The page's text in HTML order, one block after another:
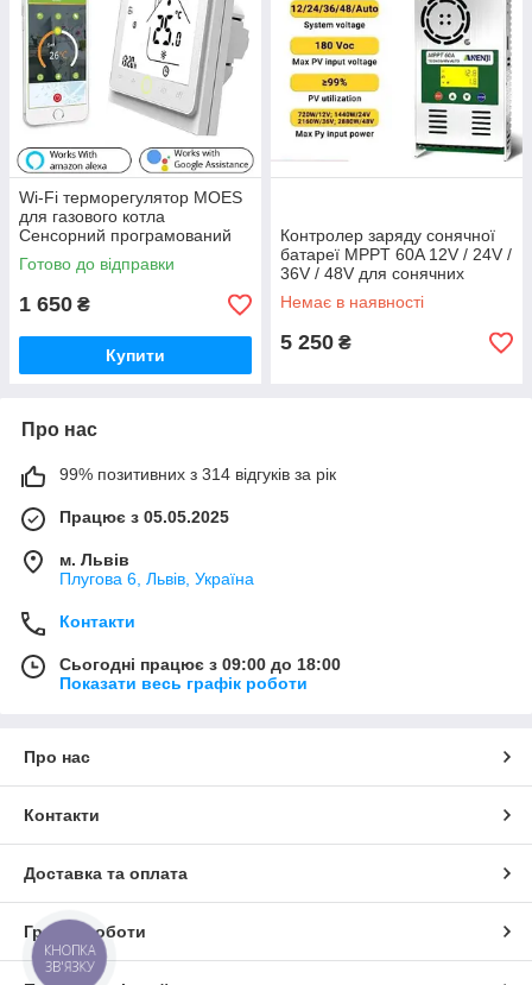
Wi-Fi терморегулятор MOES
для газового котла
Сенсорний програмований
термостат Tuya Smart
Готово до відправки
1 650 ₴
Купити
Контролер заряду сонячної
батареї MPPT 60A 12V / 24V /
36V / 48V для сонячних
панелей та вітрогенераторів
Немає в наявності
5 250 ₴
Про нас
99% позитивних з 314 відгуків за рік
Працює з 05.05.2025
м. Львів
Плугова 6, Львів, Україна
Контакти
Сьогодні працює з 09:00 до 18:00
Показати весь графік роботи
Про нас
Контакти
Доставка та оплата
Графік роботи
КНОПКА
ЗВ'ЯЗКУ